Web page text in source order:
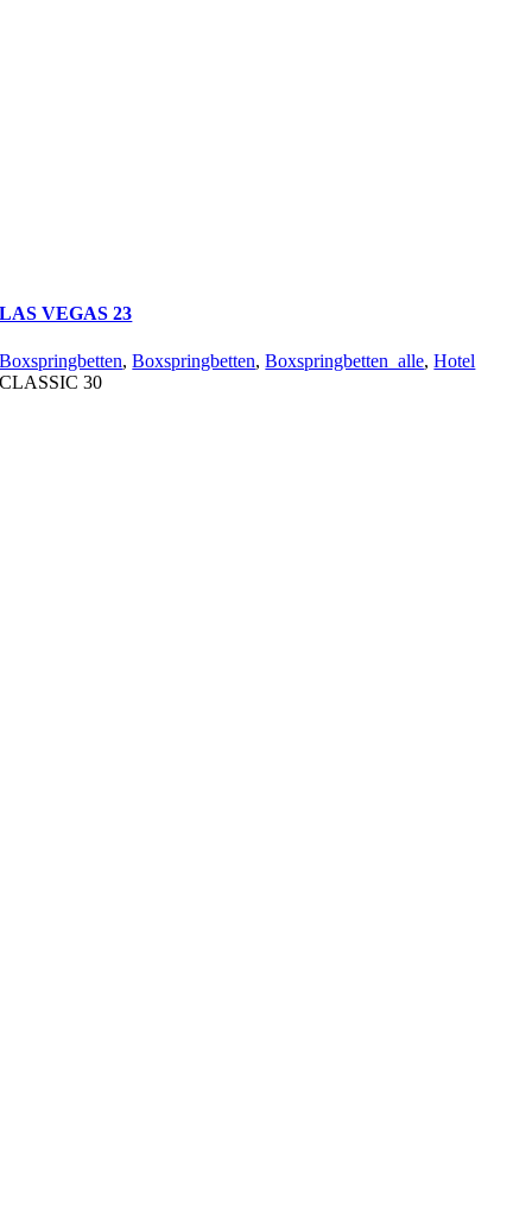
LAS VEGAS 23
Boxspringbetten,Boxspringbetten,Boxspringbetten_alle,Hotel
CLASSIC 30